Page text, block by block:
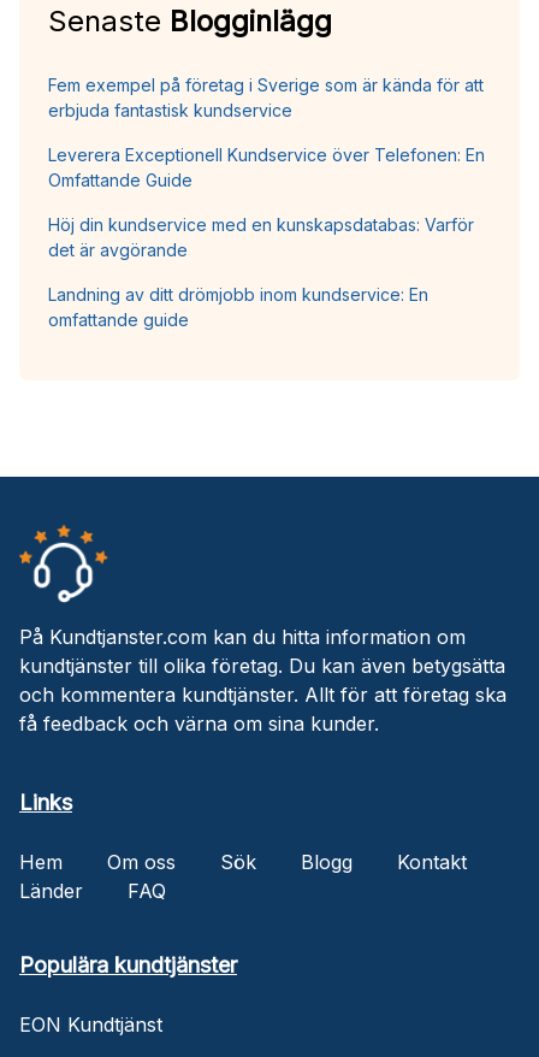
Senaste Blogginlägg
Fem exempel på företag i Sverige som är kända för att
erbjuda fantastisk kundservice
Leverera Exceptionell Kundservice över Telefonen: En
Omfattande Guide
Höj din kundservice med en kunskapsdatabas: Varför
det är avgörande
Landning av ditt drömjobb inom kundservice: En
omfattande guide
På Kundtjanster.com kan du hitta information om
kundtjänster till olika företag. Du kan även betygsätta
och kommentera kundtjänster. Allt för att företag ska
få feedback och värna om sina kunder.
Links
Hem Om oss Sök Blogg
Kontakt
Länder
FAQ
Populära kundtjänster
EON Kundtjänst